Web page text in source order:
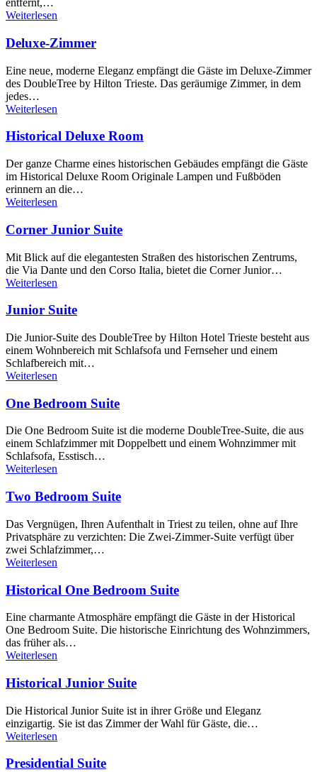
entfernt,…
Weiterlesen
Deluxe-Zimmer
Eine neue, moderne Eleganz empfängt die Gäste im Deluxe-Zimmer
des DoubleTree by Hilton Trieste. Das geräumige Zimmer, in dem
jedes…
Weiterlesen
Historical Deluxe Room
Der ganze Charme eines historischen Gebäudes empfängt die Gäste
im Historical Deluxe Room Originale Lampen und Fußböden
erinnern an die…
Weiterlesen
Corner Junior Suite
Mit Blick auf die elegantesten Straßen des historischen Zentrums,
die Via Dante und den Corso Italia, bietet die Corner Junior…
Weiterlesen
Junior Suite
Die Junior-Suite des DoubleTree by Hilton Hotel Trieste besteht aus
einem Wohnbereich mit Schlafsofa und Fernseher und einem
Schlafbereich mit…
Weiterlesen
One Bedroom Suite
Die One Bedroom Suite ist die moderne DoubleTree-Suite, die aus
einem Schlafzimmer mit Doppelbett und einem Wohnzimmer mit
Schlafsofa, Esstisch…
Weiterlesen
Two Bedroom Suite
Das Vergnügen, Ihren Aufenthalt in Triest zu teilen, ohne auf Ihre
Privatsphäre zu verzichten: Die Zwei-Zimmer-Suite verfügt über
zwei Schlafzimmer,…
Weiterlesen
Historical One Bedroom Suite
Eine charmante Atmosphäre empfängt die Gäste in der Historical
One Bedroom Suite. Die historische Einrichtung des Wohnzimmers,
das früher als…
Weiterlesen
Historical Junior Suite
Die Historical Junior Suite ist in ihrer Größe und Eleganz
einzigartig. Sie ist das Zimmer der Wahl für Gäste, die…
Weiterlesen
Presidential Suite